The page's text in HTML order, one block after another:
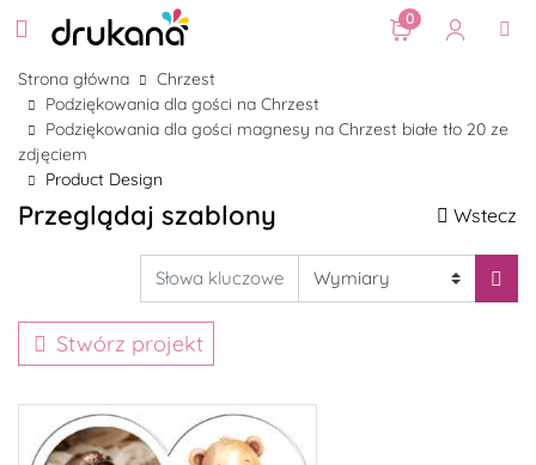
0
Strona główna
Chrzest
Podziękowania dla gości na Chrzest
Podziękowania dla gości magnesy na Chrzest białe tło 20 ze
zdjęciem
Product Design
Przeglądaj szablony Wstecz
Stwórz projekt